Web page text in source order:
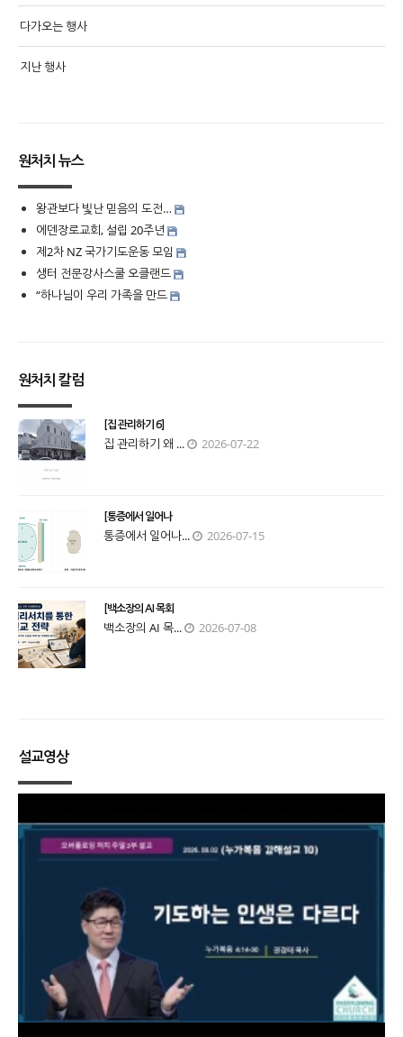
다가오는 행사
지난 행사
원처치 뉴스
왕관보다 빛난 믿음의 도전…
에덴장로교회, 설립 20주년
제2차 NZ 국가기도운동 모임
생터 전문강사스쿨 오클랜드
“하나님이 우리 가족을 만드
원처치 칼럼
[집 관리하기 6]
집 관리하기 왜 ... 2026-07-22
[통증에서 일어나
통증에서 일어나... 2026-07-15
[백소장의 AI 목회
백소장의 AI 목... 2026-07-08
설교영상